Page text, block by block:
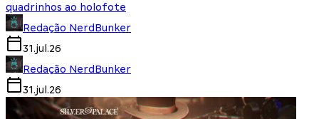
quadrinhos ao holofote
Redação NerdBunker
31.jul.26
Redação NerdBunker
31.jul.26